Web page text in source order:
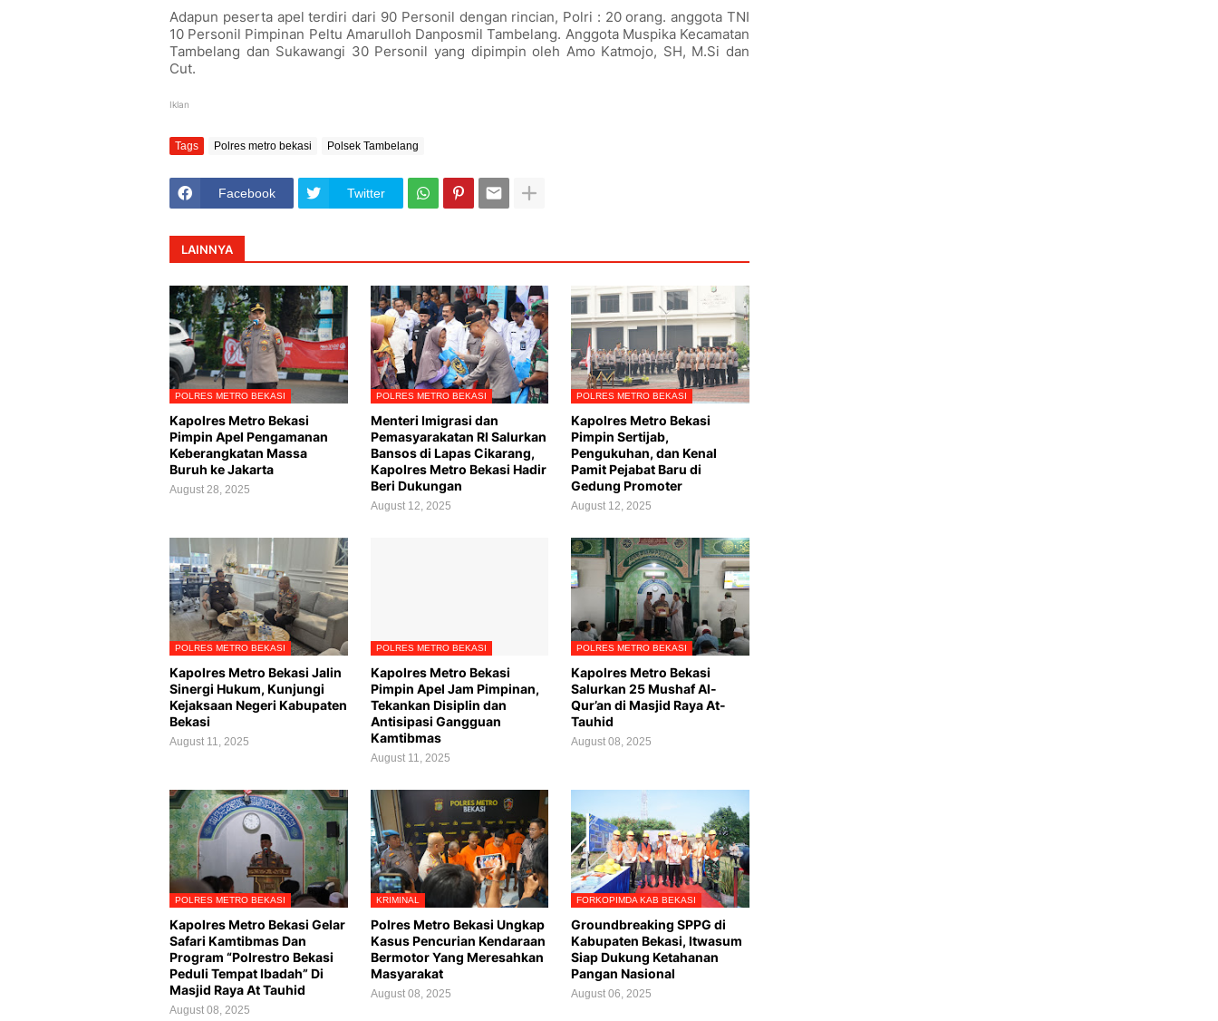
Adapun peserta apel terdiri dari 90 Personil dengan rincian, Polri : 20 orang. anggota TNI
10 Personil Pimpinan Peltu Amarulloh Danposmil Tambelang. Anggota Muspika Kecamatan
Tambelang dan Sukawangi 30 Personil yang dipimpin oleh Amo Katmojo, SH, M.Si dan
Cut.
Iklan
Tags Polres metro bekasi Polsek Tambelang
Facebook Twitter
LAINNYA
POLRES METRO BEKASI
Kapolres Metro Bekasi
Pimpin Apel Pengamanan
Keberangkatan Massa
Buruh ke Jakarta
August 28, 2025
POLRES METRO BEKASI
Menteri Imigrasi dan
Pemasyarakatan RI Salurkan
Bansos di Lapas Cikarang,
Kapolres Metro Bekasi Hadir
Beri Dukungan
August 12, 2025
POLRES METRO BEKASI
Kapolres Metro Bekasi
Pimpin Sertijab,
Pengukuhan, dan Kenal
Pamit Pejabat Baru di
Gedung Promoter
August 12, 2025
POLRES METRO BEKASI
Kapolres Metro Bekasi Jalin
Sinergi Hukum, Kunjungi
Kejaksaan Negeri Kabupaten
Bekasi
August 11, 2025
POLRES METRO BEKASI
Kapolres Metro Bekasi
Pimpin Apel Jam Pimpinan,
Tekankan Disiplin dan
Antisipasi Gangguan
Kamtibmas
August 11, 2025
POLRES METRO BEKASI
Kapolres Metro Bekasi
Salurkan 25 Mushaf Al-
Qur’an di Masjid Raya At-
Tauhid
August 08, 2025
POLRES METRO BEKASI
Kapolres Metro Bekasi Gelar
Safari Kamtibmas Dan
Program “Polrestro Bekasi
Peduli Tempat Ibadah” Di
Masjid Raya At Tauhid
August 08, 2025
KRIMINAL
Polres Metro Bekasi Ungkap
Kasus Pencurian Kendaraan
Bermotor Yang Meresahkan
Masyarakat
August 08, 2025
FORKOPIMDA KAB BEKASI
Groundbreaking SPPG di
Kabupaten Bekasi, Itwasum
Siap Dukung Ketahanan
Pangan Nasional
August 06, 2025